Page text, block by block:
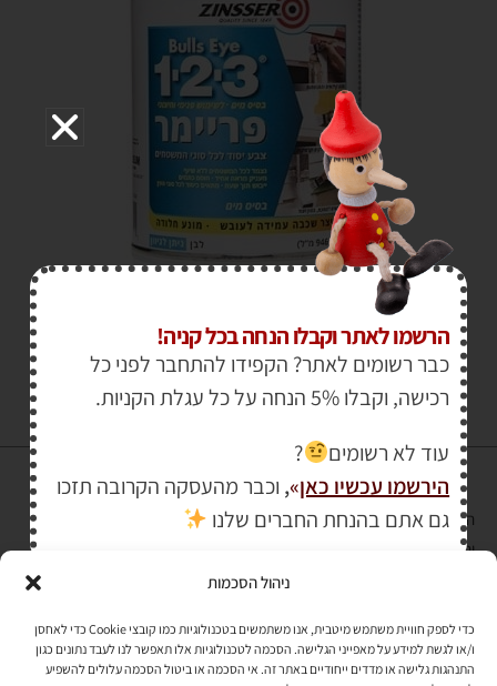
ניהול הסכמות
כדי לספק חוויית משתמש מיטבית, אנו משתמשים בטכנולוגיות כמו קובצי Cookie כדי לאחסן
ו/או לגשת למידע על מאפייני הגלישה. הסכמה לטכנולוגיות אלו תאפשר לנו לעבד נתונים כגון
התנהגות גלישה או מדדים ייחודיים באתר זה. אי הסכמה או ביטול הסכמה עלולים להשפיע
והעומד בתקן אבטחה PCI DSS Level-1
לתקנון האתר»
הרשמו לאתר וקבלו הנחה בכל קניה!
כבר רשומים לאתר? הקפידו להתחבר לפני כל
רכישה, וקבלו 5% הנחה על כל עגלת הקניות.
עוד לא רשומים
?
הירשמו עכשיו כאן»
, וכבר מהעסקה הקרובה תזכו
גם אתם בהנחת החברים שלנו